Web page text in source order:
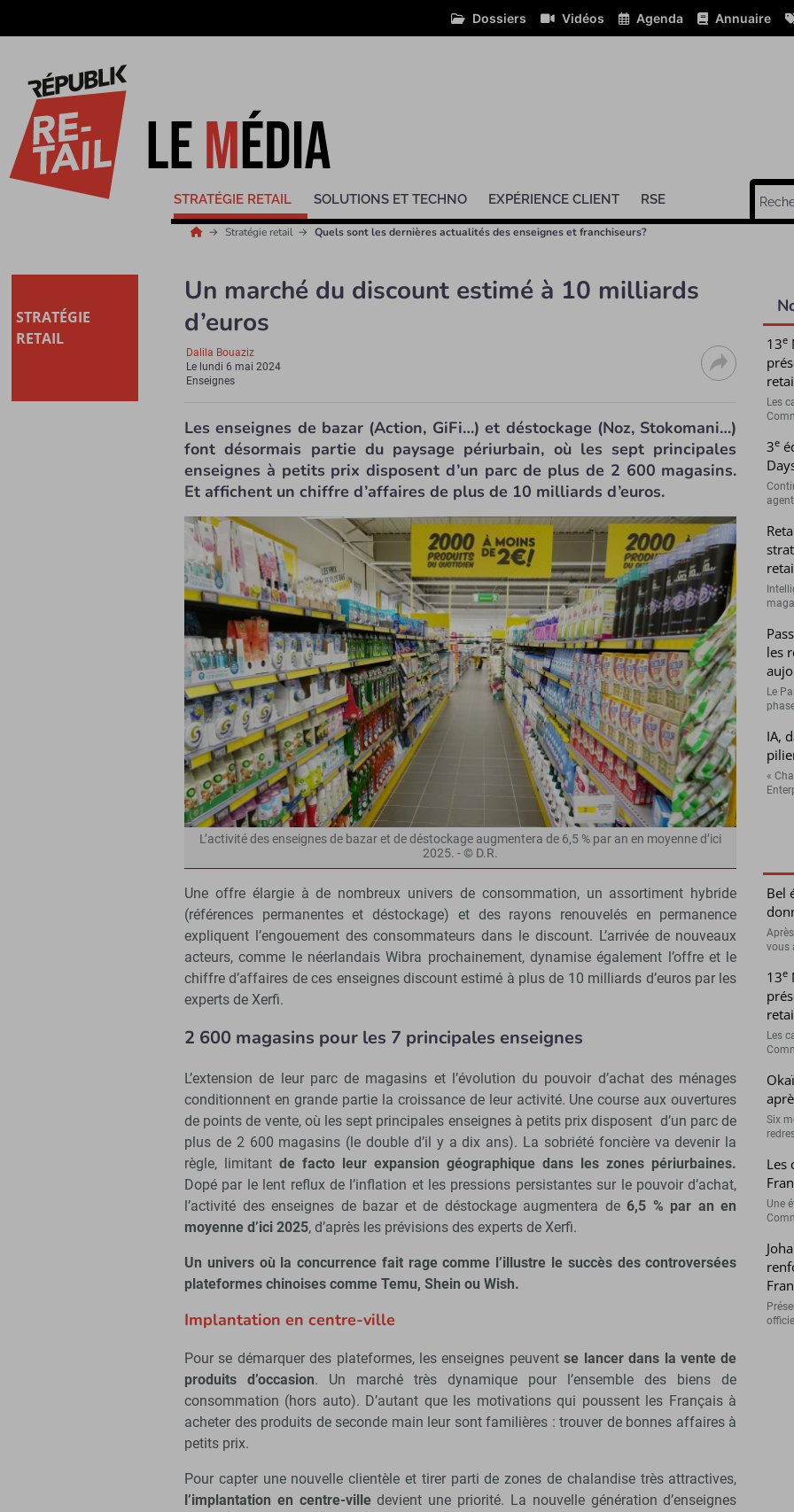
Dossiers Vidéos Agenda Annuaire
STRATÉGIE RETAIL SOLUTIONS ET TECHNO EXPÉRIENCE CLIENT RSE
Stratégie retail Quels sont les dernières actualités des enseignes et franchiseurs?
STRATÉGIE
RETAIL
Un marché du discount estimé à 10 milliards
d’euros
Dalila Bouaziz
Le lundi 6 mai 2024
Enseignes
Les enseignes de bazar (Action, GiFi…) et déstockage (Noz, Stokomani…)
font désormais partie du paysage périurbain, où les sept principales
enseignes à petits prix disposent d’un parc de plus de 2 600 magasins.
Et affichent un chiffre d’affaires de plus de 10 milliards d’euros.
L’activité des enseignes de bazar et de déstockage augmentera de 6,5 % par an en moyenne d’ici
2025. - © D.R.
Une offre élargie à de nombreux univers de consommation, un assortiment hybride
(références permanentes et déstockage) et des rayons renouvelés en permanence
expliquent l’engouement des consommateurs dans le discount. L’arrivée de nouveaux
acteurs, comme le néerlandais Wibra prochainement, dynamise également l’offre et le
chiffre d’affaires de ces enseignes discount estimé à plus de 10 milliards d’euros par les
experts de Xerfi.
2 600 magasins pour les 7 principales enseignes
L’extension de leur parc de magasins et l’évolution du pouvoir d’achat des ménages
conditionnent en grande partie la croissance de leur activité. Une course aux ouvertures
de points de vente, où les sept principales enseignes à petits prix disposent d’un parc de
plus de 2 600 magasins (le double d’il y a dix ans). La sobriété foncière va devenir la
règle, limitantde facto leur expansion géographique dans les zones périurbaines.
Dopé par le lent reflux de l’inflation et les pressions persistantes sur le pouvoir d’achat,
l’activité des enseignes de bazar et de déstockage augmentera de6,5 % par an en
moyenne d’ici 2025, d’après les prévisions des experts de Xerfi.
Un univers où la concurrence fait rage comme l’illustre le succès des controversées
plateformes chinoises comme Temu, Shein ou Wish.
Implantation en centre-ville
Pour se démarquer des plateformes, les enseignes peuventse lancer dans la vente de
produits d’occasion. Un marché très dynamique pour l’ensemble des biens de
consommation (hors auto). D’autant que les motivations qui poussent les Français à
acheter des produits de seconde main leur sont familières : trouver de bonnes affaires à
petits prix.
Pour capter une nouvelle clientèle et tirer parti de zones de chalandise très attractives,
l’implantation en centre-villedevient une priorité. La nouvelle génération d’enseignes
13e
Les
3e
les
Le
IA,
«
Bel
vous
13e
Les
Six
Les
Une